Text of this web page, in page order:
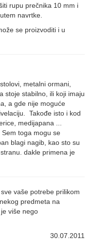
rupu prečnika 10 mm i
navrtke.
se proizvoditi i u
metalni ormani,
stoje stabilno, ili koji imaju
a gde nije moguće
Takođe isto i kod
medijapana ...
toga mogu se
blagi nagib, kao sto su
dakle primena je
vaše potrebe prilikom
predmeta na
više nego
30.07.2011